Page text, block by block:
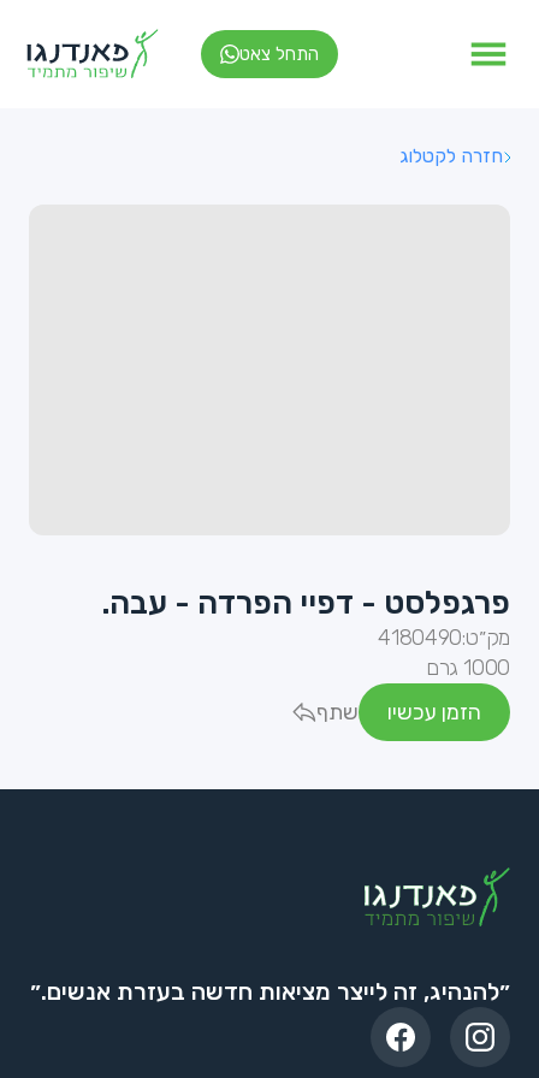
התחל צאט
חזרה לקטלוג
פרגפלסט - דפיי הפרדה - עבה.
מק״ט:4180490
1000 גרם
הזמן עכשיו
שתף
״להנהיג, זה לייצר מציאות חדשה בעזרת אנשים.״